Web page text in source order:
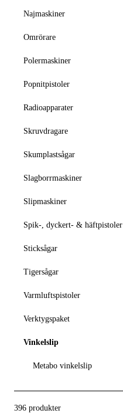
Najmaskiner
Omrörare
Polermaskiner
Popnitpistoler
Radioapparater
Skruvdragare
Skumplastsågar
Slagborrmaskiner
Slipmaskiner
Spik-, dyckert- & häftpistoler
Sticksågar
Tigersågar
Varmluftspistoler
Verktygspaket
Vinkelslip
Metabo vinkelslip
396 produkter